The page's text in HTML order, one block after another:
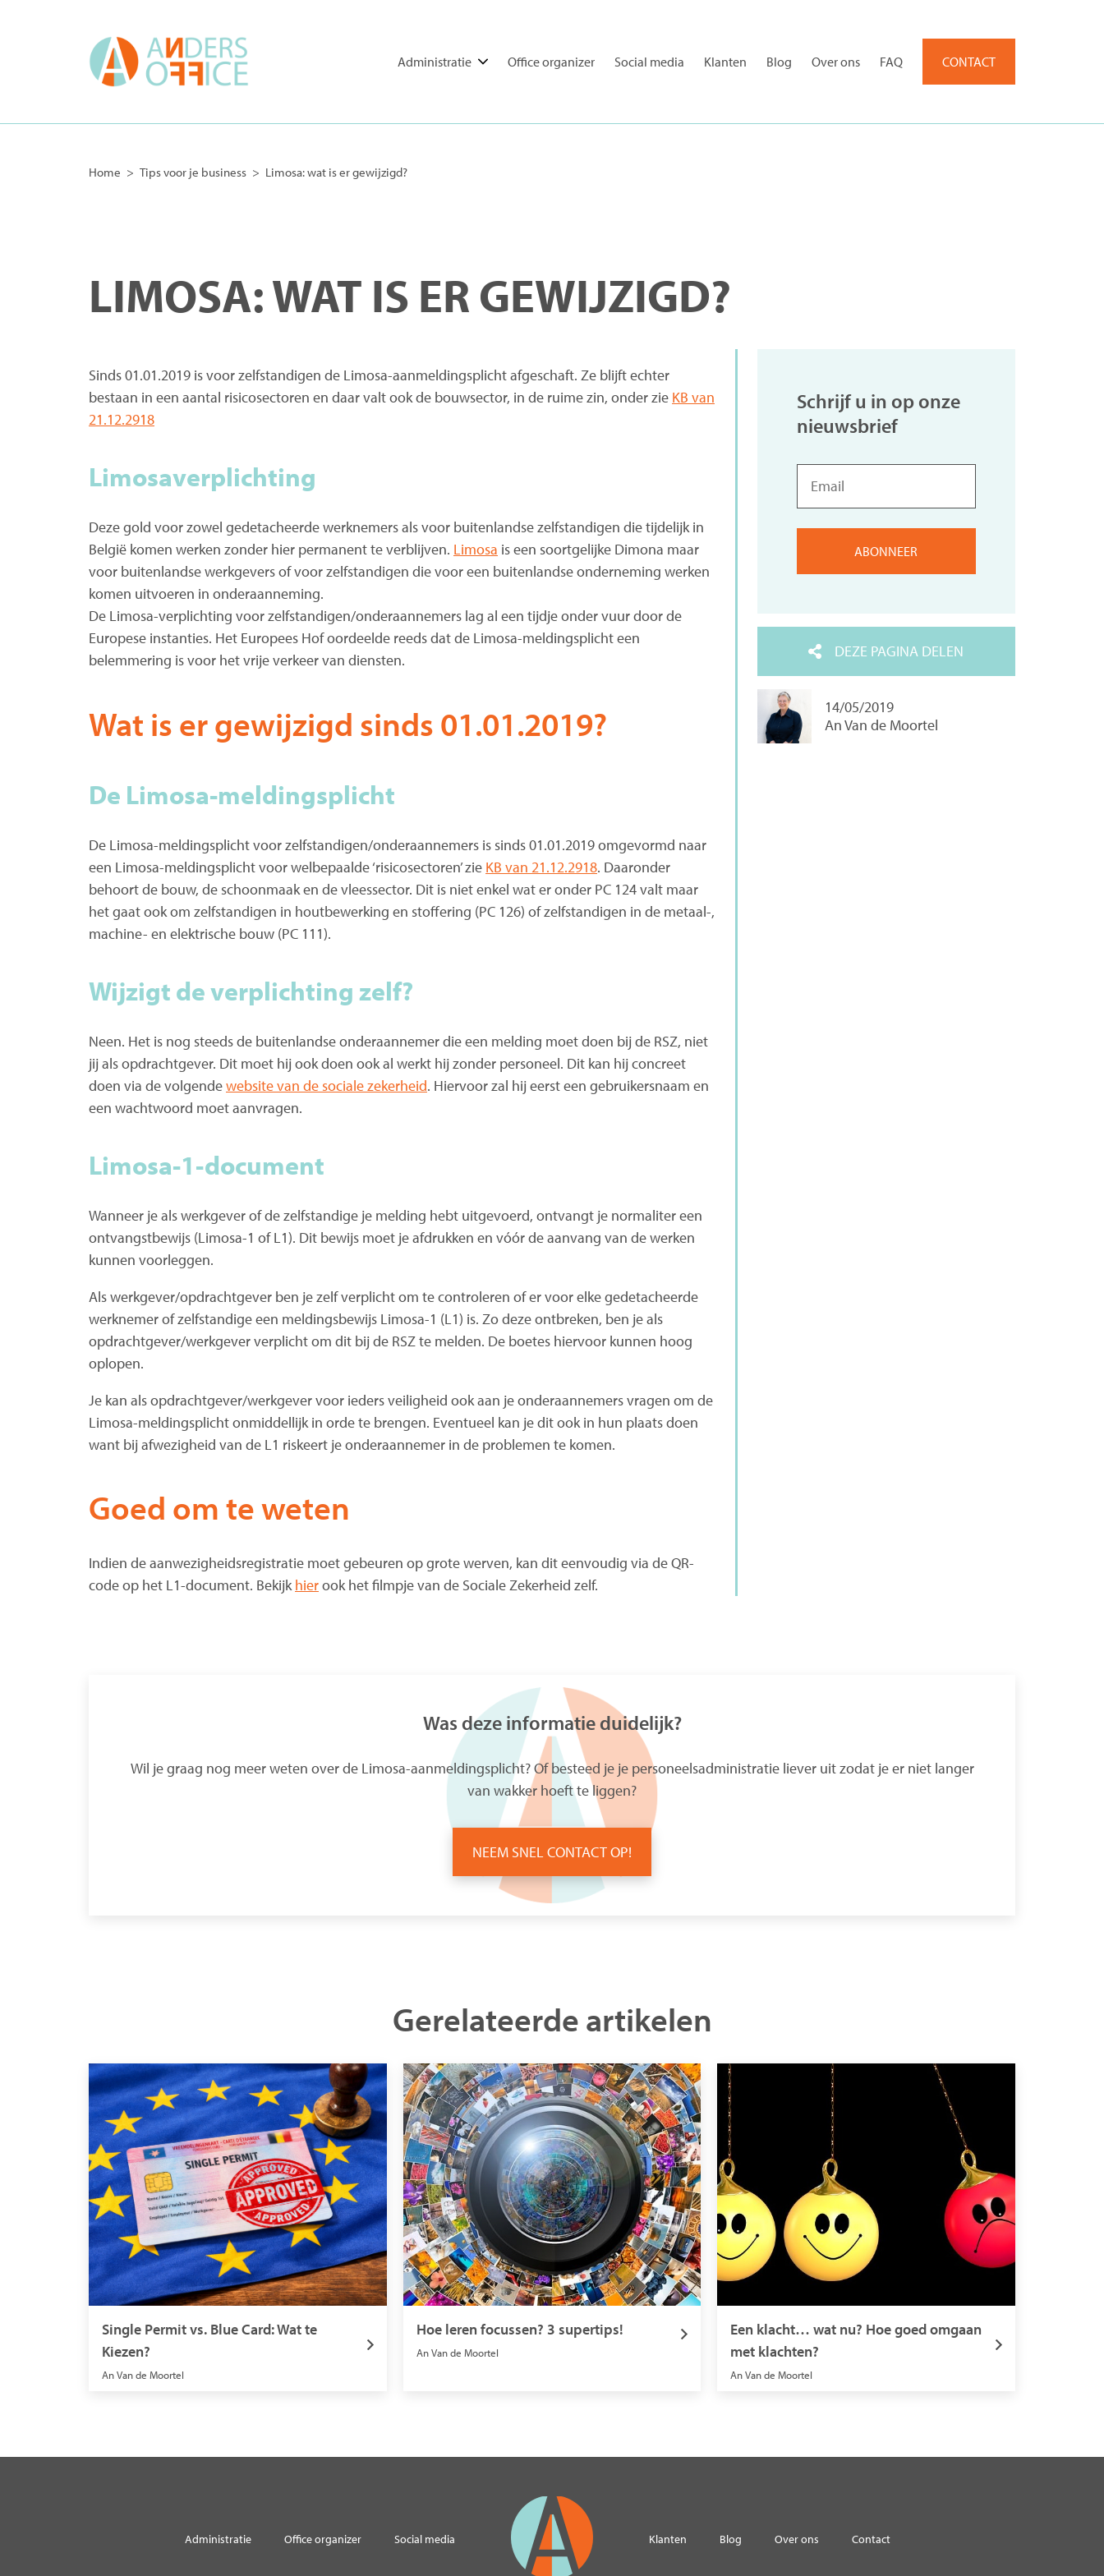
Administratie Office organizer Social media Klanten Blog Over ons FAQ CONTACT
Home > Tips voor je business > Limosa: wat is er gewijzigd?
LIMOSA: WAT IS ER GEWIJZIGD?
Sinds 01.01.2019 is voor zelfstandigen de Limosa-aanmeldingsplicht afgeschaft. Ze blijft echter
bestaan in een aantal risicosectoren en daar valt ook de bouwsector, in de ruime zin, onder zie KB van
21.12.2918
Limosaverplichting
Deze gold voor zowel gedetacheerde werknemers als voor buitenlandse zelfstandigen die tijdelijk in
België komen werken zonder hier permanent te verblijven. Limosa is een soortgelijke Dimona maar
voor buitenlandse werkgevers of voor zelfstandigen die voor een buitenlandse onderneming werken
komen uitvoeren in onderaanneming.
De Limosa-verplichting voor zelfstandigen/onderaannemers lag al een tijdje onder vuur door de
Europese instanties. Het Europees Hof oordeelde reeds dat de Limosa-meldingsplicht een
belemmering is voor het vrije verkeer van diensten.
Wat is er gewijzigd sinds 01.01.2019?
De Limosa-meldingsplicht
De Limosa-meldingsplicht voor zelfstandigen/onderaannemers is sinds 01.01.2019 omgevormd naar
een Limosa-meldingsplicht voor welbepaalde ‘risicosectoren’ zie KB van 21.12.2918. Daaronder
behoort de bouw, de schoonmaak en de vleessector. Dit is niet enkel wat er onder PC 124 valt maar
het gaat ook om zelfstandigen in houtbewerking en stoffering (PC 126) of zelfstandigen in de metaal-,
machine- en elektrische bouw (PC 111).
Wijzigt de verplichting zelf?
Neen. Het is nog steeds de buitenlandse onderaannemer die een melding moet doen bij de RSZ, niet
jij als opdrachtgever. Dit moet hij ook doen ook al werkt hij zonder personeel. Dit kan hij concreet
doen via de volgendewebsite van de sociale zekerheid. Hiervoor zal hij eerst een gebruikersnaam en
een wachtwoord moet aanvragen.
Limosa-1-document
Wanneer je als werkgever of de zelfstandige je melding hebt uitgevoerd, ontvangt je normaliter een
ontvangstbewijs (Limosa-1 of L1). Dit bewijs moet je afdrukken en vóór de aanvang van de werken
kunnen voorleggen.
Als werkgever/opdrachtgever ben je zelf verplicht om te controleren of er voor elke gedetacheerde
werknemer of zelfstandige een meldingsbewijs Limosa-1 (L1) is. Zo deze ontbreken, ben je als
opdrachtgever/werkgever verplicht om dit bij de RSZ te melden. De boetes hiervoor kunnen hoog
oplopen.
Je kan als opdrachtgever/werkgever voor ieders veiligheid ook aan je onderaannemers vragen om de
Limosa-meldingsplicht onmiddellijk in orde te brengen. Eventueel kan je dit ook in hun plaats doen
want bij afwezigheid van de L1 riskeert je onderaannemer in de problemen te komen.
Goed om te weten
Indien de aanwezigheidsregistratie moet gebeuren op grote werven, kan dit eenvoudig via de QR-
code op het L1-document. Bekijkhierook het filmpje van de Sociale Zekerheid zelf.
Schrijf u in op onze
nieuwsbrief
DEZE PAGINA DELEN
14/05/2019
An Van de Moortel
Was deze informatie duidelijk?
Wil je graag nog meer weten over de Limosa-aanmeldingsplicht? Of besteed je je personeelsadministratie liever uit zodat je er niet langer
van wakker hoeft te liggen?
NEEM SNEL CONTACT OP!
Gerelateerde artikelen
Single Permit vs. Blue Card: Wat te
Kiezen?
An Van de Moortel
Hoe leren focussen? 3 supertips!
An Van de Moortel
Een klacht… wat nu? Hoe goed omgaan
met klachten?
An Van de Moortel
Administratie Office organizer Social media Klanten Blog Over ons Contact